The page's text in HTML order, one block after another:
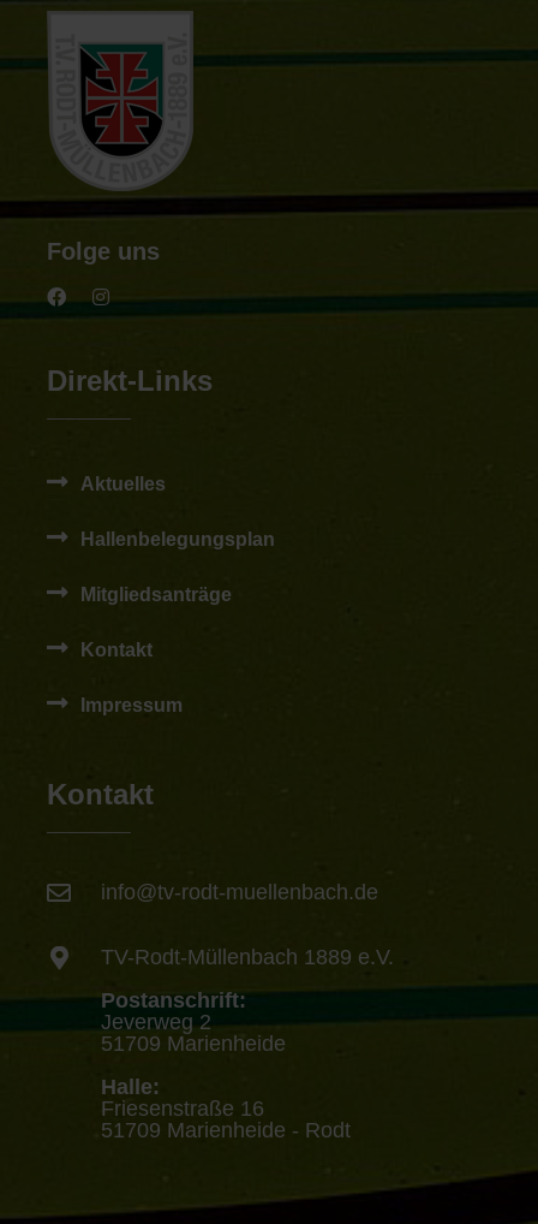
Folge uns
Direkt-Links
Aktuelles
Hallenbelegungsplan
Mitgliedsanträge
Kontakt
Impressum
Kontakt
info@tv-rodt-muellenbach.de
TV-Rodt-Müllenbach 1889 e.V.
Postanschrift:
Jeverweg 2
51709 Marienheide
Halle:
Friesenstraße 16
51709 Marienheide - Rodt